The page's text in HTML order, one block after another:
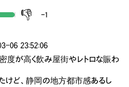
👎 -1
06 23:52:06
度が高く飲み屋街やレトロな賑わ
けど、静岡の地方都市感あるし